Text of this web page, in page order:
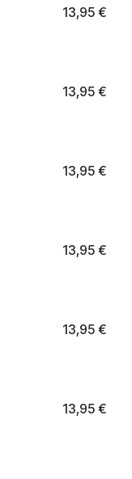
13,95€
13,95€
13,95€
13,95€
13,95€
13,95€